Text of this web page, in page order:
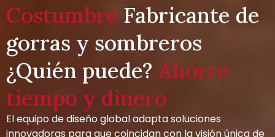
Costumbre Fabricante de
gorras y sombreros
¿Quién puede? Ahorre
tiempo y dinero
El equipo de diseño global adapta soluciones
innovadoras para que coincidan con la visión única de